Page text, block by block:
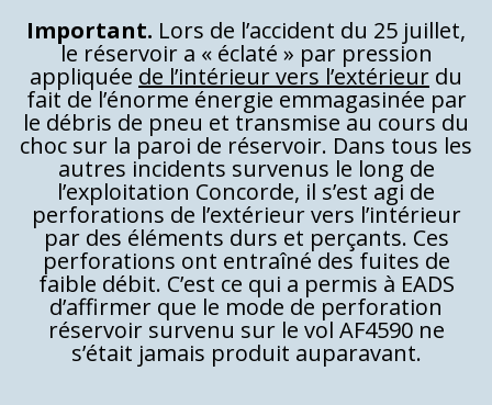
Important. Lors de l’accident du 25 juillet,
le réservoir a « éclaté » par pression
appliquée de l’intérieur vers l’extérieur du
fait de l’énorme énergie emmagasinée par
le débris de pneu et transmise au cours du
choc sur la paroi de réservoir. Dans tous les
autres incidents survenus le long de
l’exploitation Concorde, il s’est agi de
perforations de l’extérieur vers l’intérieur
par des éléments durs et perçants. Ces
perforations ont entraîné des fuites de
faible débit. C’est ce qui a permis à EADS
d’affirmer que le mode de perforation
réservoir survenu sur le vol AF4590 ne
s’était jamais produit auparavant.